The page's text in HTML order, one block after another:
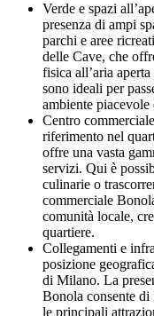
Verde e spazi
presenza di ampi
parchi e aree
delle Cave, che
fisica all’aria
sono ideali per
ambiente piacevole
Centro
riferimento nel
offre una vasta
servizi. Qui è
culinarie o
commerciale
comunità locale,
quartiere.
Collegamenti e
posizione
di Milano. La
Bonola consente di
le principali